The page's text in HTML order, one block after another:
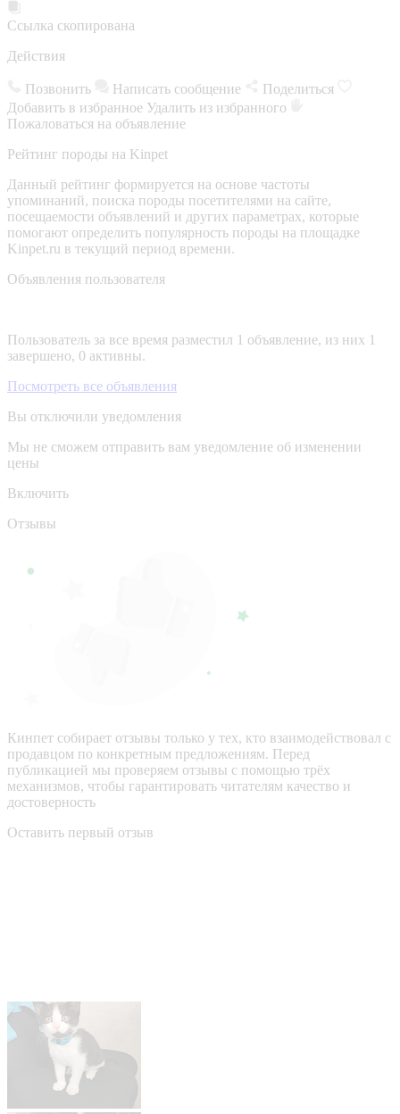
Ссылка скопирована
Действия
Позвонить Написать сообщение
Поделиться
Добавить в избранное Удалить из избранного
Пожаловаться на объявление
Рейтинг породы на Kinpet
Данный рейтинг формируется на основе частоты
упоминаний, поиска породы посетителями на сайте,
посещаемости объявлений и других параметрах, которые
помогают определить популярность породы на площадке
Kinpet.ru в текущий период времени.
Объявления пользователя
Пользователь за все время разместил 1 объявление, из них 1
завершено, 0 активны.
Посмотреть все объявления
Вы отключили уведомления
Мы не сможем отправить вам уведомление об изменении
цены
Включить
Отзывы
Кинпет собирает отзывы только у тех, кто взаимодействовал с
продавцом по конкретным предложениям. Перед
публикацией мы проверяем отзывы с помощью трёх
механизмов, чтобы гарантировать читателям качество и
достоверность
Оставить первый отзыв